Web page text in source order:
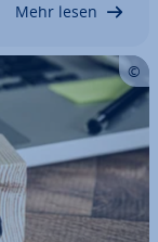
Mehr lesen